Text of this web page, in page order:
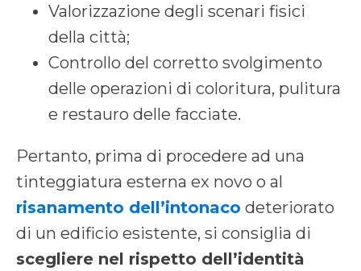
Valorizzazione degli scenari fisici
della città;
Controllo del corretto svolgimento
delle operazioni di coloritura, pulitura
e restauro delle facciate.
Pertanto, prima di procedere ad una
tinteggiatura esterna ex novo o al
risanamento dell’intonaco deteriorato
di un edificio esistente, si consiglia di
scegliere nel rispetto dell’identità